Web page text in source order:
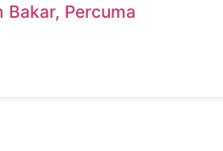
Bakar, Percuma